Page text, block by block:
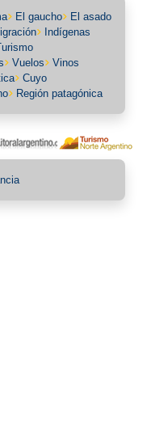
El gaucho
El asado
Indígenas
Vuelos
Vinos
Cuyo
Región patagónica